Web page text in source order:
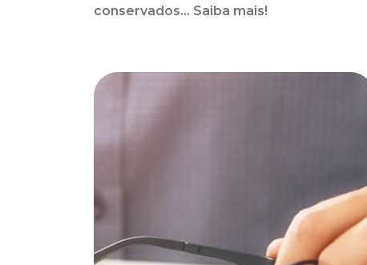
conservados... Saiba mais!